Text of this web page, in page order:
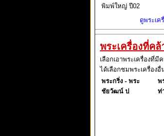
พิมพ์ใหญ่ ปี02
ดูพระเค
พระเครื่องที่ค
เลือกเอาพระเครื่องที่
ได้เลือกชมพระเครื่อง
พระกริ่ง - พระ
ชัยวัฒน์ ป
พ
ท่